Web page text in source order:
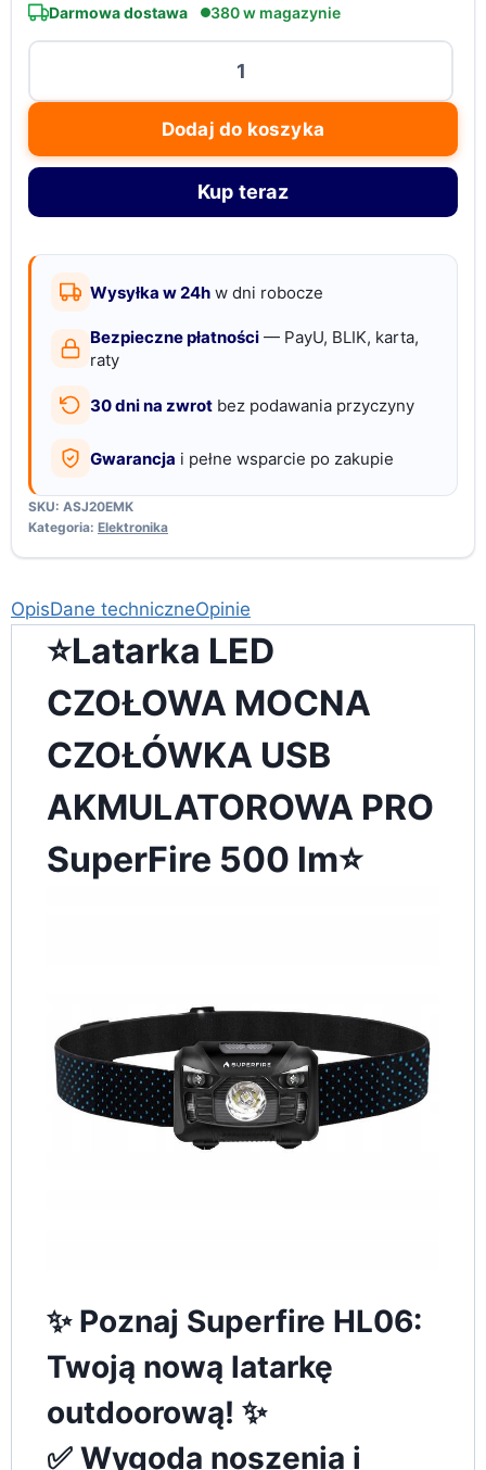
Darmowa dostawa 380 w magazynie
LED
czołowa
mocna
akmulatorowa
500
Dodaj do koszyka
Kup teraz
Wysyłka w 24h w dni robocze
Bezpieczne płatności — PayU, BLIK, karta,
raty
30 dni na zwrot bez podawania przyczyny
Gwarancja i pełne wsparcie po zakupie
SKU: ASJ20EMK
Kategoria: Elektronika
OpisDane techniczneOpinie
⭐Latarka LED
CZOŁOWA MOCNA
CZOŁÓWKA USB
AKMULATOROWA PRO
SuperFire 500 lm⭐
✨ Poznaj Superfire HL06:
Twoją nową latarkę
outdoorową! ✨
✅ Wygoda noszenia i